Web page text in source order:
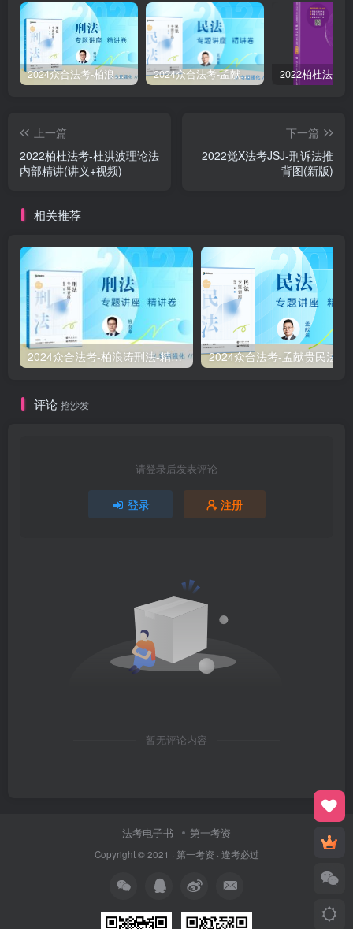
2024众合法考-柏浪涛刑法-精讲卷pdf电子版（附视频1-76全） 2024众合法考-孟献贵民法-精讲卷.pdf
上一篇
2022柏杜法考-杜洪波理论法
内部精讲(讲义+视频)
下一篇
2022觉X法考JSJ-刑诉法推
背图(新版)
相关推荐
2024众合法考-柏浪涛刑法-精讲卷pdf电子版（附视频1-76全）
评论 抢沙发
请登录后发表评论
登录 注册
暂无评论内容
法考电子书 第一考资
Copyright © 2021 · 第一考资 · 逢考必过